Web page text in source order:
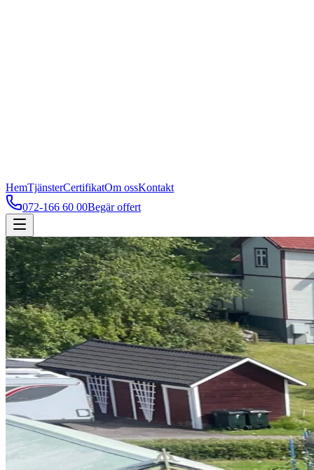
HemTjänsterCertifikatOm ossKontakt
072-166 60 00Begär offert